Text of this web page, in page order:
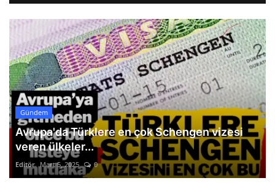
Gündem
Avrupa'da Türklere en çok Schengen vizesi
veren ülkeler...
Editör Mart 5, 2025 0